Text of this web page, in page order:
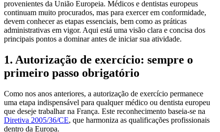
provenientes da União Europeia. Médicos e dentistas europeus
continuam muito procurados, mas para exercer em conformidade,
devem conhecer as etapas essenciais, bem como as práticas
administrativas em vigor. Aqui está uma visão clara e concisa dos
principais pontos a dominar antes de iniciar sua atividade.
1. Autorização de exercício: sempre o
primeiro passo obrigatório
Como nos anos anteriores, a autorização de exercício permanece
uma etapa indispensável para qualquer médico ou dentista europeu
que deseje trabalhar na França. Este reconhecimento baseia-se na
Diretiva 2005/36/CE, que harmoniza as qualificações profissionais
dentro da Europa.